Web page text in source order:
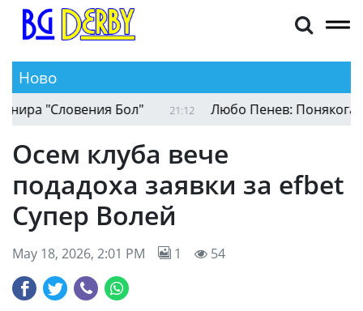
Ново
21:22 България U14 записа трета победа на турнира
Осем клуба вече
подадоха заявки за efbet
Супер Волей
May 18, 2026, 2:01 PM 1 54